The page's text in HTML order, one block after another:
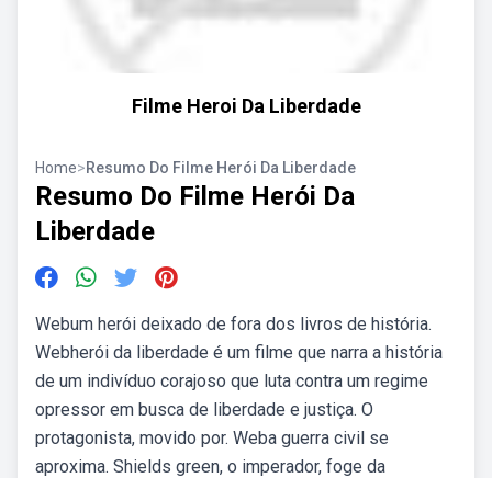
Filme Heroi Da Liberdade
Home>Resumo Do Filme Herói Da Liberdade
Resumo Do Filme Herói Da
Liberdade
Webum herói deixado de fora dos livros de história.
Webherói da liberdade é um filme que narra a história
de um indivíduo corajoso que luta contra um regime
opressor em busca de liberdade e justiça. O
protagonista, movido por. Weba guerra civil se
aproxima. Shields green, o imperador, foge da